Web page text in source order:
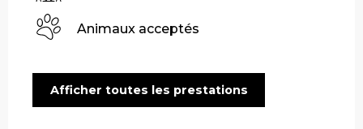
Animaux acceptés
Afficher toutes les prestations